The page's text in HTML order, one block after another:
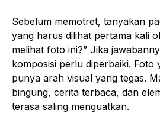
Sebelum memotret, tanyakan
yang harus dilihat pertama kali
melihat foto ini?” Jika
komposisi perlu diperbaiki. Foto
punya arah visual yang tegas.
bingung, cerita terbaca, dan
terasa saling menguatkan.